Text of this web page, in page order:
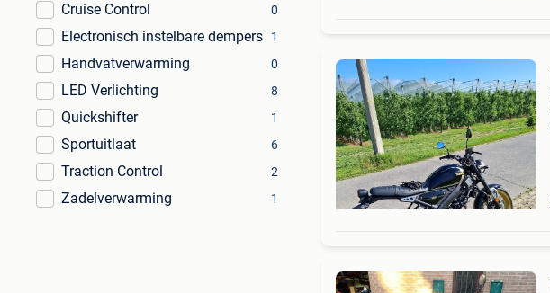
Cruise Control 0
Electronisch instelbare dempers 1
Handvatverwarming 0
LED Verlichting 8
Quickshifter 1
Sportuitlaat 6
Traction Control 2
Zadelverwarming 1